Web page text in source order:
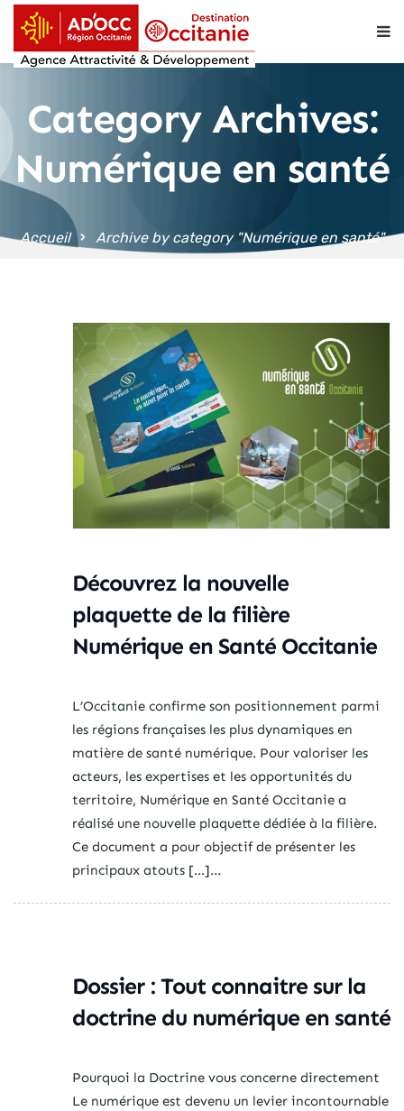
principal
Category Archives:
Numérique en santé
Accueil Archive by category "Numérique en santé"
Découvrez la nouvelle
plaquette de la filière
Numérique en Santé Occitanie
L’Occitanie confirme son positionnement parmi
les régions françaises les plus dynamiques en
matière de santé numérique. Pour valoriser les
acteurs, les expertises et les opportunités du
territoire, Numérique en Santé Occitanie a
réalisé une nouvelle plaquette dédiée à la filière.
Ce document a pour objectif de présenter les
principaux atouts […]...
Dossier : Tout connaitre sur la
doctrine du numérique en santé
Pourquoi la Doctrine vous concerne directement
Le numérique est devenu un levier incontournable